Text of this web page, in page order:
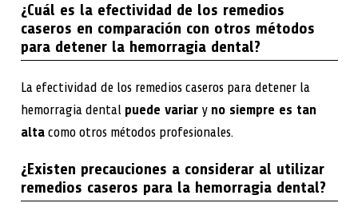
¿Cuál es la efectividad de los remedios
caseros en comparación con otros métodos
para detener la hemorragia dental?
La efectividad de los remedios caseros para detener la
hemorragia dental puede variary no siempre es tan
altacomo otros métodos profesionales.
¿Existen precauciones a considerar al utilizar
remedios caseros para la hemorragia dental?